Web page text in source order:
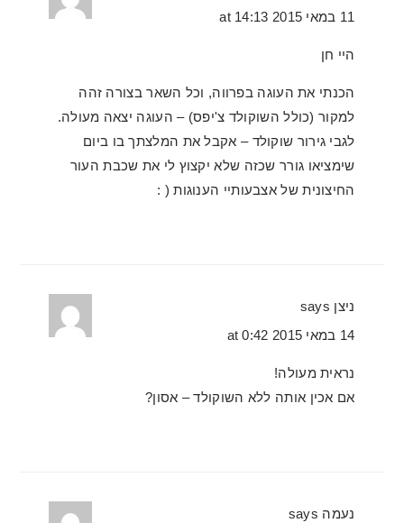
11 במאי 2015 at 14:13
היי חן
הכנתי את העוגה בפרווה, וכל השאר בצורה זהה
למקור (כולל השוקולד צ'יפס) – העוגה יצאה מעולה.
לגבי גירור שוקולד – אקבל את המלצתך בו ביום
שימציאו גורר שכזה שלא יקצוץ לי את שכבת העור
החיצונית של אצבעותיי הענוגות ( :
ניצן says
14 במאי 2015 at 0:42
נראית מעולה!
אם אכין אותה ללא השוקולד – אסון?
נעמה says